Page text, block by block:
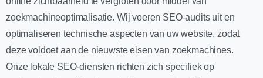
zoekmachineoptimalisatie. Wij voeren SEO-audits uit en
optimaliseren technische aspecten van uw website, zodat
deze voldoet aan de nieuwste eisen van zoekmachines.
Onze lokale SEO-diensten richten zich specifiek op